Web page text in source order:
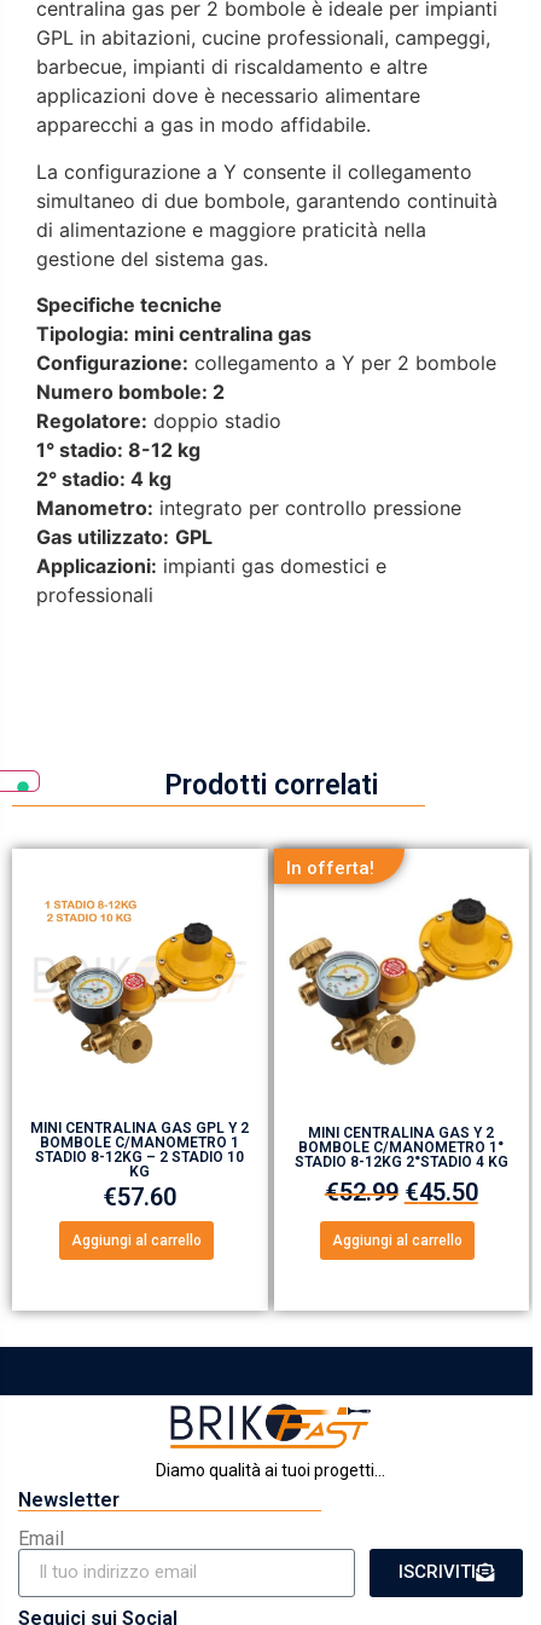
centralina gas per 2 bombole è ideale per impianti
GPL in abitazioni, cucine professionali, campeggi,
barbecue, impianti di riscaldamento e altre
applicazioni dove è necessario alimentare
apparecchi a gas in modo affidabile.
La configurazione a Y consente il collegamento
simultaneo di due bombole, garantendo continuità
di alimentazione e maggiore praticità nella
gestione del sistema gas.
Specifiche tecniche
Tipologia: mini centralina gas
Configurazione: collegamento a Y per 2 bombole
Numero bombole: 2
Regolatore: doppio stadio
1° stadio: 8-12 kg
2° stadio: 4 kg
Manometro: integrato per controllo pressione
Gas utilizzato: GPL
Applicazioni: impianti gas domestici e
professionali
Prodotti correlati
MINI CENTRALINA GAS GPL Y 2
BOMBOLE C/MANOMETRO 1
STADIO 8-12KG – 2 STADIO 10
KG
€57.60
Aggiungi al carrello
In offerta!
MINI CENTRALINA GAS Y 2
BOMBOLE C/MANOMETRO 1°
STADIO 8-12KG 2°STADIO 4 KG
€52.99 €45.50
Aggiungi al carrello
Diamo qualità ai tuoi progetti...
Newsletter
Email
ISCRIVITI
Seguici sui Social